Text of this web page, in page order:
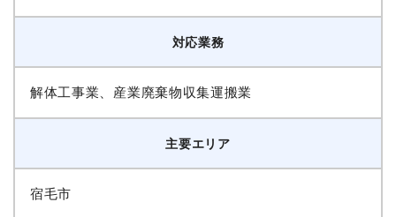
対応業務
解体工事業、産業廃棄物収集運搬業
主要エリア
宿毛市